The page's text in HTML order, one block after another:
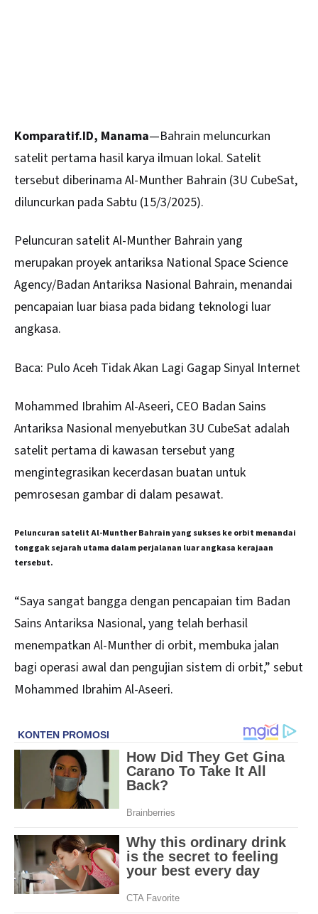
Komparatif.ID, Manama—Bahrain meluncurkan
satelit pertama hasil karya ilmuan lokal. Satelit
tersebut diberinama Al-Munther Bahrain (3U CubeSat,
diluncurkan pada Sabtu (15/3/2025).
Peluncuran satelit Al-Munther Bahrain yang
merupakan proyek antariksa National Space Science
Agency/Badan Antariksa Nasional Bahrain, menandai
pencapaian luar biasa pada bidang teknologi luar
angkasa.
Baca: Pulo Aceh Tidak Akan Lagi Gagap Sinyal Internet
Mohammed Ibrahim Al-Aseeri, CEO Badan Sains
Antariksa Nasional menyebutkan 3U CubeSat adalah
satelit pertama di kawasan tersebut yang
mengintegrasikan kecerdasan buatan untuk
pemrosesan gambar di dalam pesawat.
Peluncuran satelit Al-Munther Bahrain yang sukses ke orbit menandai
tonggak sejarah utama dalam perjalanan luar angkasa kerajaan
tersebut.
“Saya sangat bangga dengan pencapaian tim Badan
Sains Antariksa Nasional, yang telah berhasil
menempatkan Al-Munther di orbit, membuka jalan
bagi operasi awal dan pengujian sistem di orbit,” sebut
Mohammed Ibrahim Al-Aseeri.